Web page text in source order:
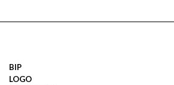
BIP
LOGO